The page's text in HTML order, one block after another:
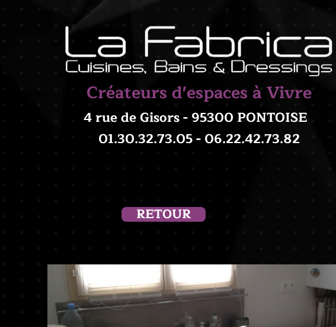
Créateurs d'espaces à Vivre
4 rue de Gisors - 95300 PONTOISE
01.30.32.73.05 - 06.22.42.73.82
RETOUR